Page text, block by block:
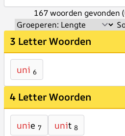
167 woorden gevonden
3 Letter Woorden
uni 6
4 Letter Woorden
unie 7 unit 8